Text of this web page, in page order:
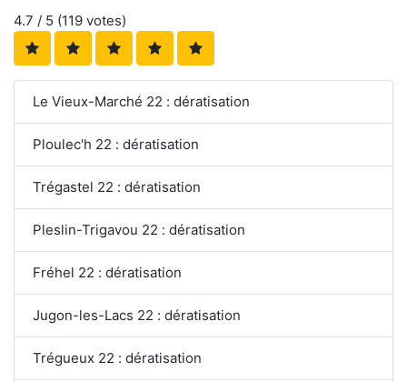
4.7 / 5 (119 votes)
Le Vieux-Marché 22 : dératisation
Ploulec'h 22 : dératisation
Trégastel 22 : dératisation
Pleslin-Trigavou 22 : dératisation
Fréhel 22 : dératisation
Jugon-les-Lacs 22 : dératisation
Trégueux 22 : dératisation